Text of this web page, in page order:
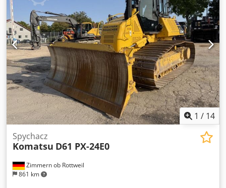
1 / 14
Zimmern ob Rottweil
861 km
Spychacz
Komatsu D61 PX-24E0